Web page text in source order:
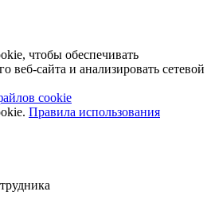
чтобы обеспечивать
веб-сайта и анализировать сетевой
cookie
Правила использования